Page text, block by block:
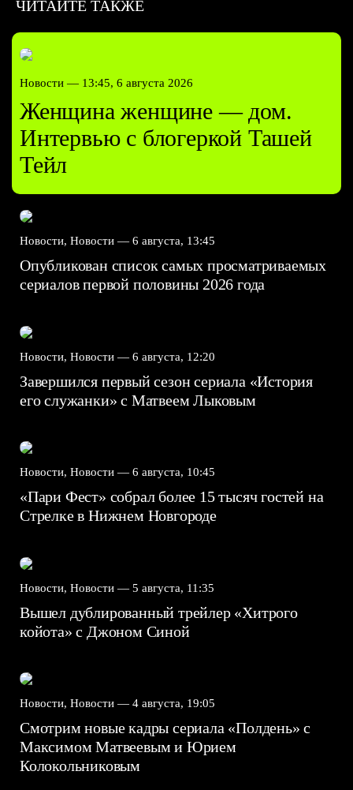
ЧИТАЙТЕ ТАКЖЕ
Новости — 13:45, 6 августа 2026
Женщина женщине — дом.
Интервью с блогеркой Ташей
Тейл
Новости, Новости — 6 августа, 13:45
Опубликован список самых просматриваемых
сериалов первой половины 2026 года
Новости, Новости — 6 августа, 12:20
Завершился первый сезон сериала «История
его служанки» с Матвеем Лыковым
Новости, Новости — 6 августа, 10:45
«Пари Фест» собрал более 15 тысяч гостей на
Стрелке в Нижнем Новгороде
Новости, Новости — 5 августа, 11:35
Вышел дублированный трейлер «Хитрого
койота» с Джоном Синой
Новости, Новости — 4 августа, 19:05
Смотрим новые кадры сериала «Полдень» с
Максимом Матвеевым и Юрием
Колокольниковым